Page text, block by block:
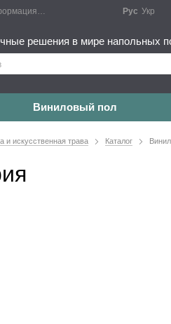
Публичный договор
Рус Укр
решения в мире напольных
Виниловый пол
и искусственная трава Каталог